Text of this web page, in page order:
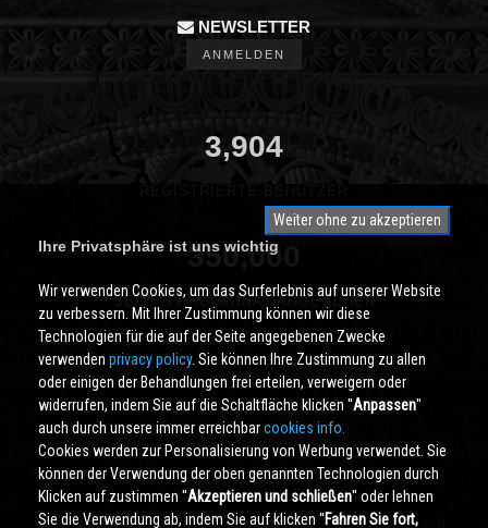
NEWSLETTER
ANMELDEN
3,904
350,000
SEITEN PRO MONAT ANGESEHEN
Cividale.COMCopyright © 2000 - 2026 All Rights Reserved
Weiter ohne zu akzeptieren
Ihre Privatsphäre ist uns wichtig
Wir verwenden Cookies, um das Surferlebnis auf unserer Website
zu verbessern. Mit Ihrer Zustimmung können wir diese
Technologien für die auf der Seite angegebenen Zwecke
verwenden privacy policy. Sie können Ihre Zustimmung zu allen
oder einigen der Behandlungen frei erteilen, verweigern oder
widerrufen, indem Sie auf die Schaltfläche klicken ''Anpassen''
auch durch unsere immer erreichbarcookies info.
Cookies werden zur Personalisierung von Werbung verwendet. Sie
können der Verwendung der oben genannten Technologien durch
Klicken auf zustimmen ''Akzeptieren und schließen'' oder lehnen
Sie die Verwendung ab, indem Sie auf klicken ''Fahren Sie fort,